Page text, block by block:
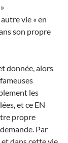
vie « en
son propre
donnée, alors
les
et ce EN
propre
Par
dans cette vie,